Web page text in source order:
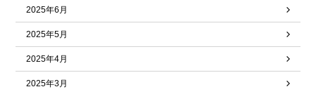
2025年6月
2025年5月
2025年4月
2025年3月